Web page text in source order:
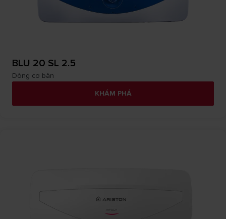
BLU 20 SL 2.5
Dòng cơ bản
KHÁM PHÁ